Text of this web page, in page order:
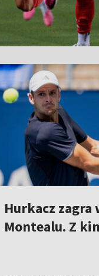
Hurkacz zagra
Montealu. Z